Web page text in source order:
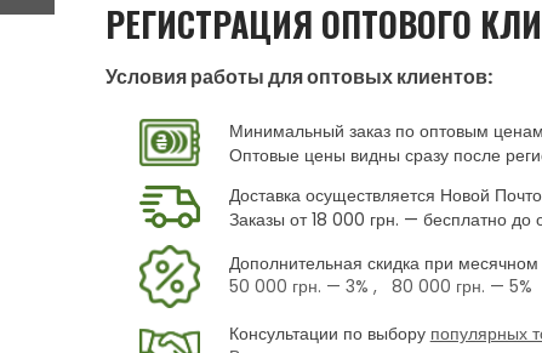
РЕГИСТРАЦИЯ ОПТОВОГО
Условия работы для оптовых клиентов:
Минимальный заказ по оптовым
Оптовые цены видны сразу после
Доставка осуществляется Новой
Заказы от 18 000 грн. — бесплатно до
Дополнительная скидка при
50 000 грн. — 3% , 80 000 грн. — 5%
Консультации по выбору популярных